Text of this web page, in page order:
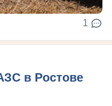
1
в Ростове